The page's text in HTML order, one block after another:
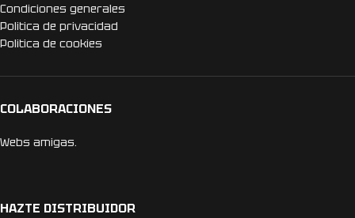
Condiciones generales
Politica de privacidad
Politica de cookies
COLABORACIONES
Webs amigas.
HAZTE DISTRIBUIDOR